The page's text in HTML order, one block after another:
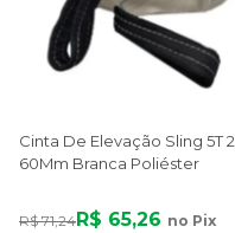
Cinta De Elevação Sling 5T
60Mm Branca Poliéster
R$ 71,24 R$ 65,26 no Pix